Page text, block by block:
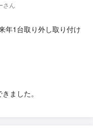
さん
年1台取り外し取り付け
ました。